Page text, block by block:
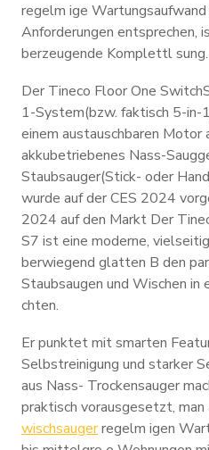
regelm ige
Anforderungen entsprechen,
berzeugende Komplettl sung.
Der Tineco Floor One
1-System(bzw. faktisch 5-in-
einem austauschbaren Motor
akkubetriebenes Nass-
Staubsauger(Stick- oder
wurde auf der CES 2024
2024 auf den Markt Der
S7 ist eine moderne,
berwiegend glatten B den
Staubsaugen und Wischen in
chten.
Er punktet mit smarten
Selbstreinigung und starker
aus Nass- Trockensauger
praktisch vorausgesetzt,
wischsaugerregelm igen